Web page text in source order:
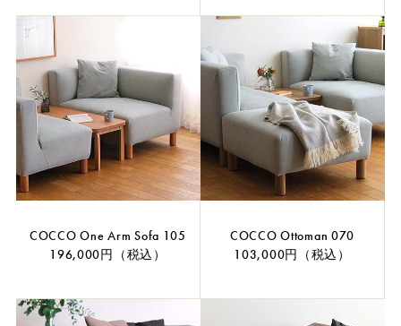
COCCO One Arm Sofa 105
196,000円（税込）
COCCO Ottoman 070
103,000円（税込）